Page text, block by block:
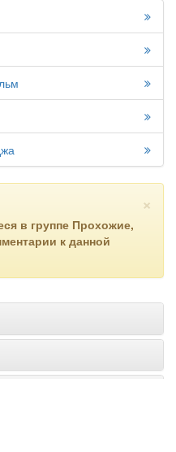
×
в группе Прохожие,
к данной